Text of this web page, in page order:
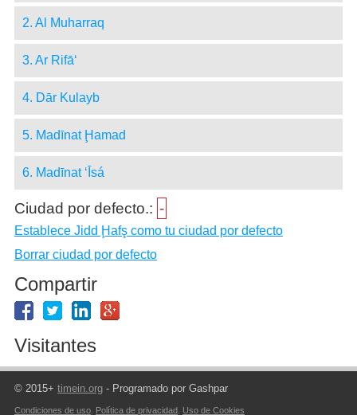
2. Al Muharraq
3. Ar Rifā‘
4. Dār Kulayb
5. Madīnat Ḩamad
6. Madīnat ‘Īsá
Ciudad por defecto.: -
Establece Jidd Ḩafş como tu ciudad por defecto
Borrar ciudad por defecto
Compartir
Visitantes
© 2015+ timein.org- Programado por Gashpar
Condiciones de uso, Política de privacidad Uso de Cookies